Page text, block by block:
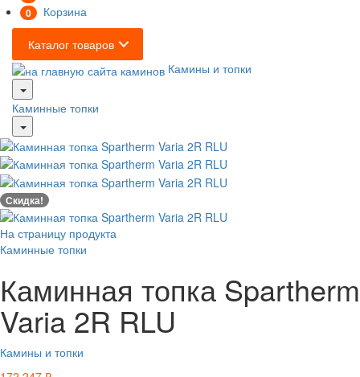
0 Корзина
Каталог товаров
Камины и топки
Каминные топки
Скидка!
На страницу продукта
Каминные топки
Каминная топка Spartherm
Varia 2R RLU
Камины и топки